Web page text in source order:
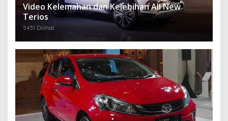
Video Kelemahan dan Kelebihan All New
Terios
5451 Dilihat